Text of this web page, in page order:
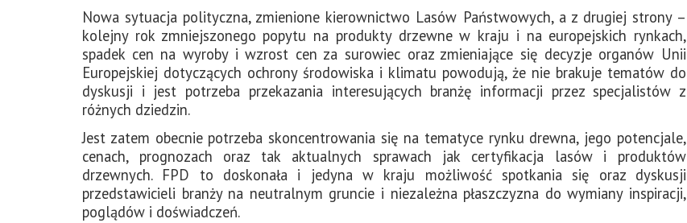
Nowa sytuacja polityczna, zmienione kierownictwo Lasów Państwowych, a z drugiej strony –
kolejny rok zmniejszonego popytu na produkty drzewne w kraju i na europejskich rynkach,
spadek cen na wyroby i wzrost cen za surowiec oraz zmieniające się decyzje organów Unii
Europejskiej dotyczących ochrony środowiska i klimatu powodują, że nie brakuje tematów do
dyskusji i jest potrzeba przekazania interesujących branżę informacji przez specjalistów z
różnych dziedzin.
Jest zatem obecnie potrzeba skoncentrowania się na tematyce rynku drewna, jego potencjale,
cenach, prognozach oraz tak aktualnych sprawach jak certyfikacja lasów i produktów
drzewnych. FPD to doskonała i jedyna w kraju możliwość spotkania się oraz dyskusji
przedstawicieli branży na neutralnym gruncie i niezależna płaszczyzna do wymiany inspiracji,
poglądów i doświadczeń.